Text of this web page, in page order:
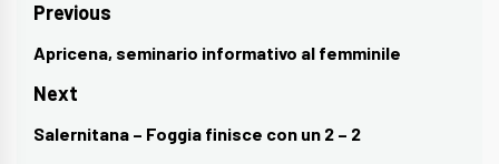
Navigazione
articoli
Previous
Previous
post:
Apricena, seminario informativo al femminile
Next
Next
Salernitana – Foggia finisce con un 2 – 2